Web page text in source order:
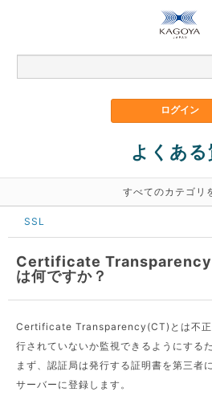
よくある
すべてのカテゴリ
SSL
Certificate
は何ですか？
Certificate Transparency(CT)とは不正
行されていないか監視できるようにする
まず、認証局は発行する証明書を第三者
サーバーに登録します。